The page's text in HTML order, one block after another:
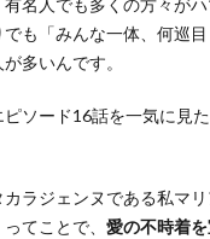
名人でも多くの方々が
も「みんな一体、何巡
多いんです。
ピソード16話を一気に見
ラジェンヌである私マ
ってことで、 愛の不時着